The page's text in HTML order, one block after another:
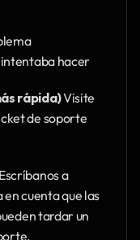
intentaba hacer
rápida)
de soporte
Escríbanos a
en cuenta que las
tardar un